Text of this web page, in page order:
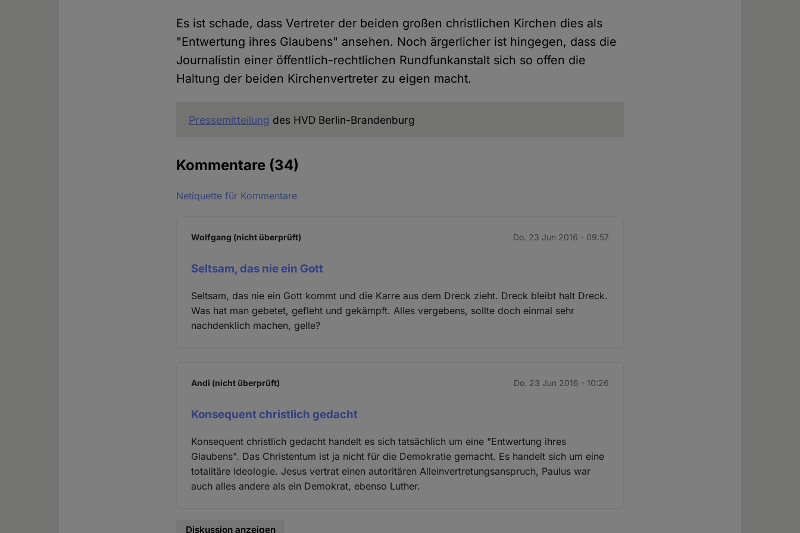
Es ist schade, dass Vertreter der beiden großen christlichen Kirchen dies als
"Entwertung ihres Glaubens" ansehen. Noch ärgerlicher ist hingegen, dass die
Journalistin einer öffentlich-rechtlichen Rundfunkanstalt sich so offen die
Haltung der beiden Kirchenvertreter zu eigen macht.
Pressemitteilung des HVD Berlin-Brandenburg
Kommentare (34)
Netiquette für Kommentare
Wolfgang (nicht überprüft) Do. 23 Jun 2016 - 09:57
Seltsam, das nie ein Gott
Seltsam, das nie ein Gott kommt und die Karre aus dem Dreck zieht. Dreck bleibt halt Dreck.
Was hat man gebetet, gefleht und gekämpft. Alles vergebens, sollte doch einmal sehr
nachdenklich machen, gelle?
Andi (nicht überprüft) Do. 23 Jun 2016 - 10:26
Konsequent christlich gedacht
Konsequent christlich gedacht handelt es sich tatsächlich um eine "Entwertung ihres
Glaubens". Das Christentum ist ja nicht für die Demokratie gemacht. Es handelt sich um eine
totalitäre Ideologie. Jesus vertrat einen autoritären Alleinvertretungsanspruch, Paulus war
auch alles andere als ein Demokrat, ebenso Luther.
Diskussion anzeigen